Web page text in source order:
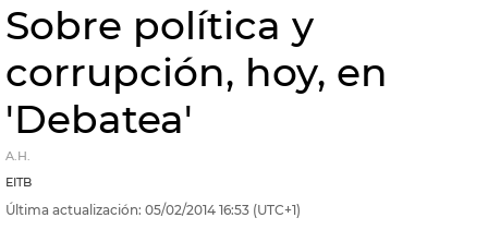
Sobre política y
corrupción, hoy, en
'Debatea'
A.H.
EITB
Última actualización: 05/02/2014 16:53 (UTC+1)